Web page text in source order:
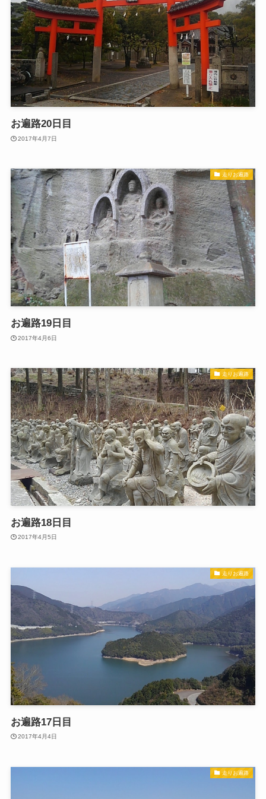
お遍路20日目
2017年4月7日
走りお遍路
お遍路19日目
2017年4月6日
走りお遍路
お遍路18日目
2017年4月5日
走りお遍路
お遍路17日目
2017年4月4日
走りお遍路